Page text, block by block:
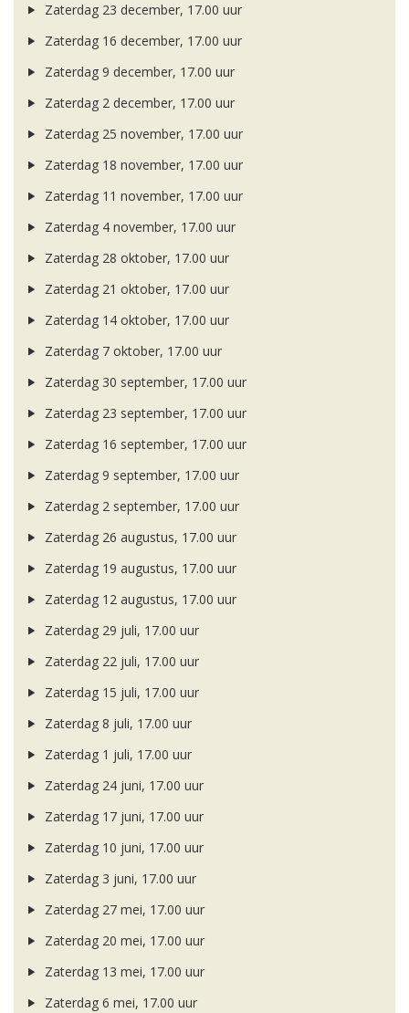
Zaterdag 23 december, 17.00 uur
Zaterdag 16 december, 17.00 uur
Zaterdag 9 december, 17.00 uur
Zaterdag 2 december, 17.00 uur
Zaterdag 25 november, 17.00 uur
Zaterdag 18 november, 17.00 uur
Zaterdag 11 november, 17.00 uur
Zaterdag 4 november, 17.00 uur
Zaterdag 28 oktober, 17.00 uur
Zaterdag 21 oktober, 17.00 uur
Zaterdag 14 oktober, 17.00 uur
Zaterdag 7 oktober, 17.00 uur
Zaterdag 30 september, 17.00 uur
Zaterdag 23 september, 17.00 uur
Zaterdag 16 september, 17.00 uur
Zaterdag 9 september, 17.00 uur
Zaterdag 2 september, 17.00 uur
Zaterdag 26 augustus, 17.00 uur
Zaterdag 19 augustus, 17.00 uur
Zaterdag 12 augustus, 17.00 uur
Zaterdag 29 juli, 17.00 uur
Zaterdag 22 juli, 17.00 uur
Zaterdag 15 juli, 17.00 uur
Zaterdag 8 juli, 17.00 uur
Zaterdag 1 juli, 17.00 uur
Zaterdag 24 juni, 17.00 uur
Zaterdag 17 juni, 17.00 uur
Zaterdag 10 juni, 17.00 uur
Zaterdag 3 juni, 17.00 uur
Zaterdag 27 mei, 17.00 uur
Zaterdag 20 mei, 17.00 uur
Zaterdag 13 mei, 17.00 uur
Zaterdag 6 mei, 17.00 uur